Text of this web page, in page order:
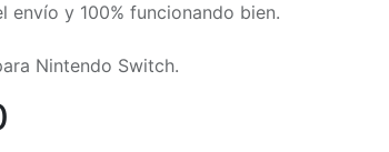
envío y 100% funcionando bien.
Nintendo Switch.